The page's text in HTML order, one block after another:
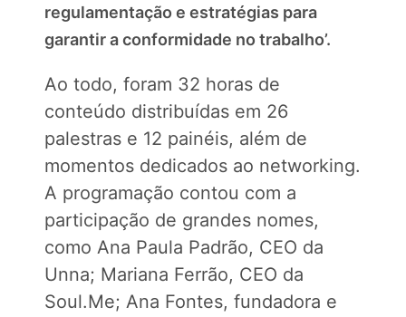
regulamentação e estratégias para
garantir a conformidade no trabalho’.
Ao todo, foram 32 horas de
conteúdo distribuídas em 26
palestras e 12 painéis, além de
momentos dedicados ao networking.
A programação contou com a
participação de grandes nomes,
como Ana Paula Padrão, CEO da
Unna; Mariana Ferrão, CEO da
Soul.Me; Ana Fontes, fundadora e